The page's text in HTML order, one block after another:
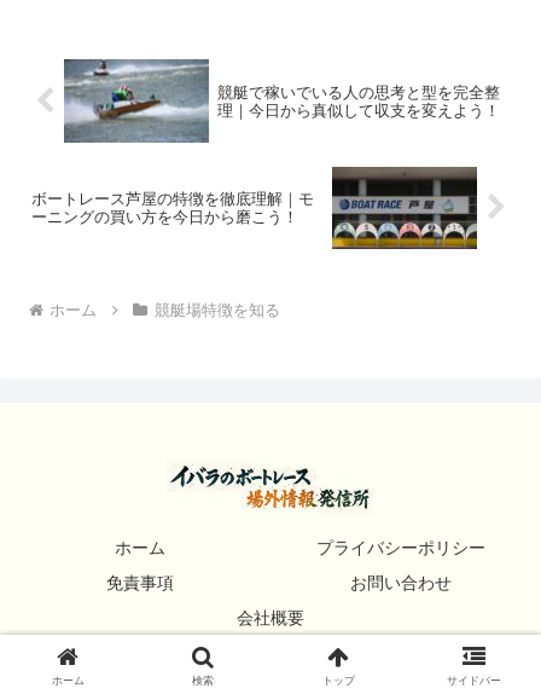
競艇で稼いでいる人の思考と型を完全整
理｜今日から真似して収支を変えよう！
ボートレース芦屋の特徴を徹底理解｜モ
ーニングの買い方を今日から磨こう！
ホーム 競艇場特徴を知る
ホーム
プライバシーポリシー
免責事項
お問い合わせ
会社概要
© 2025 イバラのボートレース場外情報発信所.
ホーム 検索 トップ サイドバー